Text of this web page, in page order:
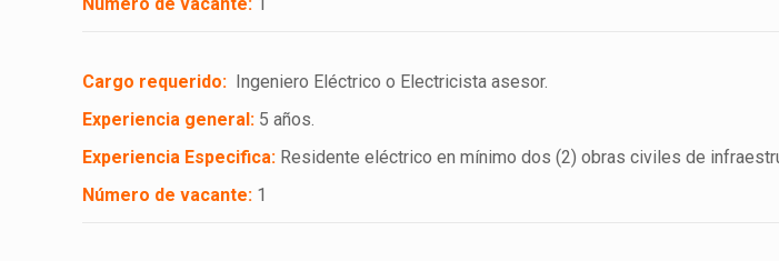
Cargo requerido: Ingeniero Eléctrico o Electricista asesor.
Experiencia general: 5 años.
Experiencia Especifica: Residente eléctrico en mínimo dos (2) obras civiles de
Número de vacante: 1